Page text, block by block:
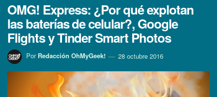
OMG! Express: ¿Por qué explotan
las baterí­as de celular?, Google
Flights y Tinder Smart Photos
Por Redacción OhMyGeek! 28 octubre 2016